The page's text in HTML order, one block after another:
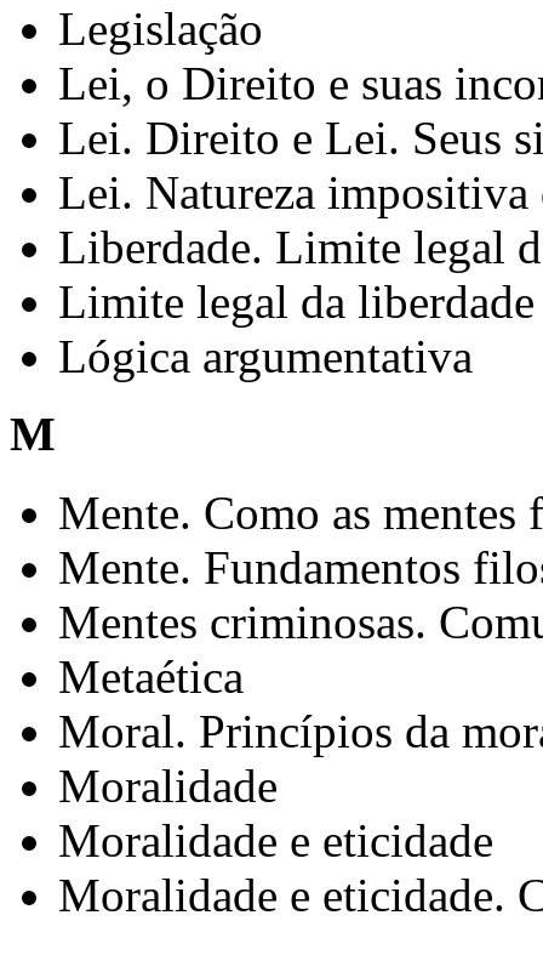
Legislação
Lei, o Direito e suas
Lei. Direito e Lei. Seus
Lei. Natureza impositiva
Liberdade. Limite legal
Limite legal da liberdade
Lógica argumentativa
M
Mente. Como as
Mente. Fundamentos
Mentes criminosas.
Metaética
Moral. Princípios da
Moralidade
Moralidade e eticidade
Moralidade e eticidade.